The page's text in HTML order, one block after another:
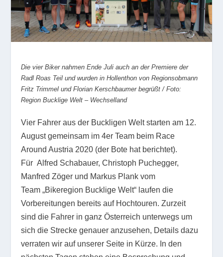
Die vier Biker nahmen Ende Juli auch an der Premiere der
Radl Roas Teil und wurden in Hollenthon von Regionsobmann
Fritz Trimmel und Florian Kerschbaumer begrüßt / Foto:
Region Bucklige Welt – Wechselland
Vier Fahrer aus der Buckligen Welt starten am 12.
August gemeinsam im 4er Team beim Race
Around Austria 2020 (der Bote hat berichtet).
Für Alfred Schabauer, Christoph Puchegger,
Manfred Zöger und Markus Plank vom
Team „Bikeregion Bucklige Welt“ laufen die
Vorbereitungen bereits auf Hochtouren. Zurzeit
sind die Fahrer in ganz Österreich unterwegs um
sich die Strecke genauer anzusehen, Details dazu
verraten wir auf unserer Seite in Kürze. In den